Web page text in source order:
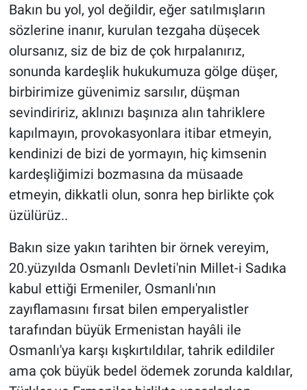
Bakın bu yol, yol değildir, eğer satılmışların
sözlerine inanır, kurulan tezgaha düşecek
olursanız, siz de biz de çok hırpalanırız,
sonunda kardeşlik hukukumuza gölge düşer,
birbirimize güvenimiz sarsılır, düşman
sevindiririz, aklınızı başınıza alın tahriklere
kapılmayın, provokasyonlara itibar etmeyin,
kendinizi de bizi de yormayın, hiç kimsenin
kardeşliğimizi bozmasına da müsaade
etmeyin, dikkatli olun, sonra hep birlikte çok
üzülürüz..
Bakın size yakın tarihten bir örnek vereyim,
20.yüzyılda Osmanlı Devleti'nin Millet-i Sadıka
kabul ettiği Ermeniler, Osmanlı'nın
zayıflamasını fırsat bilen emperyalistler
tarafından büyük Ermenistan hayâli ile
Osmanlı'ya karşı kışkırtıldılar, tahrik edildiler
ama çok büyük bedel ödemek zorunda kaldılar,